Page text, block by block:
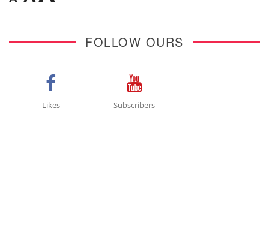
FOLLOW OURS
Likes Subscribers